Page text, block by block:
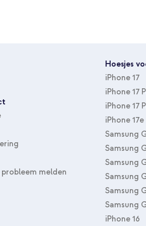
Actioncam, E-reader,
melden
Hoesjes
iPhone 17
iPhone 17
iPhone 17
iPhone 17e
Samsung
Samsung
Samsung
Samsung
Samsung
Samsung
iPhone 16